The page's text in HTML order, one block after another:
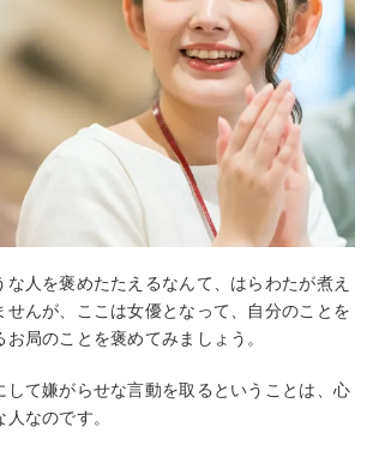
人を褒めたたえるなんて、はらわたが煮え
せんが、ここは女優となって、自分のことを
局のことを褒めてみましょう。
して嫌がらせな言動を取るということは、心
なのです。